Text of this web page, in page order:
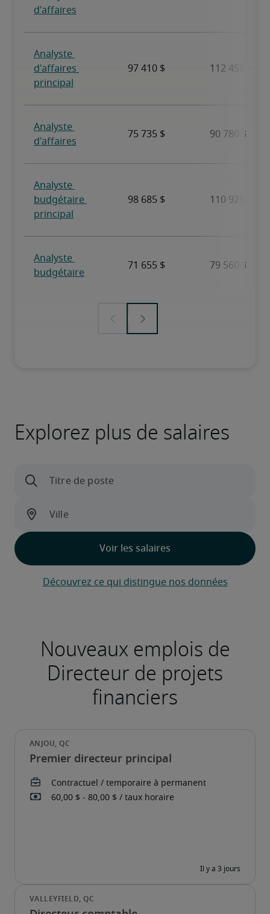
Explorez plus de salaires
Découvrez ce qui distingue nos données
Premier directeur principal